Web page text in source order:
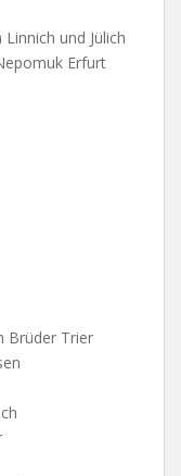
und Jülich
Erfurt
Brüder Trier